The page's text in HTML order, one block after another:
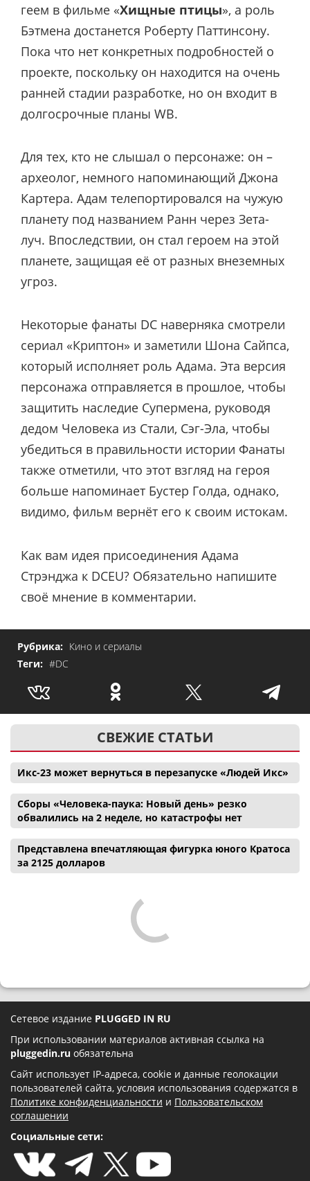
геем в фильме «Хищные птицы», а роль
Бэтмена достанется Роберту Паттинсону.
Пока что нет конкретных подробностей о
проекте, поскольку он находится на очень
ранней стадии разработке, но он входит в
долгосрочные планы WB.
Для тех, кто не слышал о персонаже: он –
археолог, немного напоминающий Джона
Картера. Адам телепортировался на чужую
планету под названием Ранн через Зета-
луч. Впоследствии, он стал героем на этой
планете, защищая её от разных внеземных
угроз.
Некоторые фанаты DC наверняка смотрели
сериал «Криптон» и заметили Шона Сайпса,
который исполняет роль Адама. Эта версия
персонажа отправляется в прошлое, чтобы
защитить наследие Супермена, руководя
дедом Человека из Стали, Сэг-Эла, чтобы
убедиться в правильности истории Фанаты
также отметили, что этот взгляд на героя
больше напоминает Бустер Голда, однако,
видимо, фильм вернёт его к своим истокам.
Как вам идея присоединения Адама
Стрэнджа к DCEU? Обязательно напишите
своё мнение в комментарии.
Рубрика: Кино и сериалы
Теги: #DC
СВЕЖИЕ СТАТЬИ
Икс-23 может вернуться в перезапуске «Людей Икс»
Сборы «Человека-паука: Новый день» резко
обвалились на 2 неделе, но катастрофы нет
Представлена впечатляющая фигурка юного Кратоса
за 2125 долларов
Сетевое издание PLUGGED IN RU
При использовании материалов активная ссылка на
pluggedin.ru обязательна
Сайт использует IP-адреса, cookie и данные геолокации
пользователей сайта, условия использования содержатся в
Политике конфиденциальности и Пользовательском
соглашении
Социальные сети: